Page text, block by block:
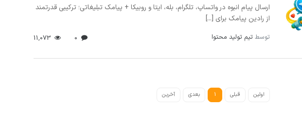
ارسال پیام انبوه در واتساپ، تلگرام، بله، ایتا و روبیکا + پیامک تبلیغاتی؛ ترکیبی قدرتمند
از رادین پیامک برای [...]
توسطتیم تولید محتوا
اولین قبلی 1 بعدی آخرین